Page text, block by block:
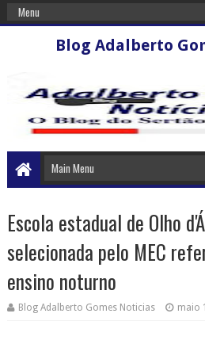
Blog Adalberto
Escola estadual de Olho
selecionada pelo MEC
ensino noturno
Blog Adalberto Gomes Noticias maio